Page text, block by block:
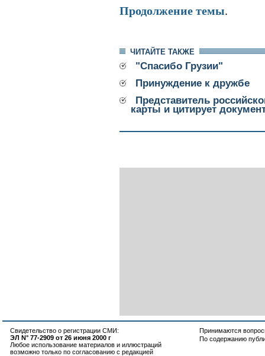
Продолжение темы.
ЧИТАЙТЕ ТАКЖЕ
"Спасибо Грузии"
Принуждение к дружбе
Представитель
карты и цитирует
Свидетельство о регистрации СМИ:
ЭЛ N° 77-2909 от 26 июня 2000 г
Любое использование материалов и иллюстраций
возможно только по согласованию с редакцией
Принимаются
По содержанию